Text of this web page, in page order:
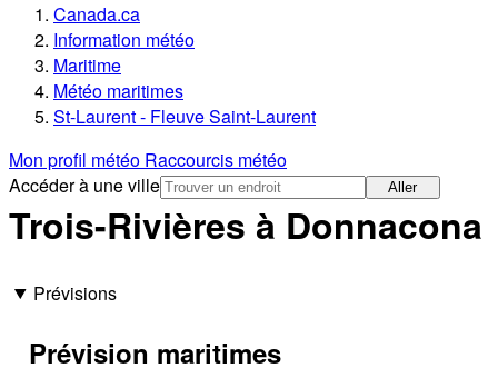
Canada.ca
Information météo
Maritime
Météo maritimes
St-Laurent - Fleuve Saint-Laurent
Mon profil météo Raccourcis météo
Accéder à une ville
Aller
Trois-Rivières à Donnacona
Prévisions
Prévision maritimes